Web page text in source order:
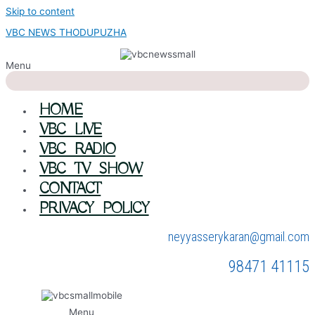
Skip to content
VBC NEWS THODUPUZHA
Menu
HOME
VBC LIVE
VBC RADIO
VBC TV SHOW
CONTACT
PRIVACY POLICY
neyyasserykaran@gmail.com
98471 41115
Menu